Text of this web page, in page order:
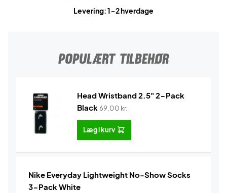
Levering: 1-2 hverdage
POPULÆRT TILBEHØR
Head Wristband 2.5" 2-Pack
Black69,00 kr.
Læg i kurv
Nike Everyday Lightweight No-Show Socks
3-Pack White